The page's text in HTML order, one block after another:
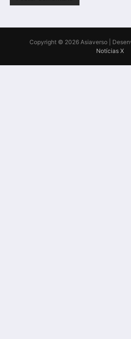
Copyright © 2026 Asiaverso |
Notícias X